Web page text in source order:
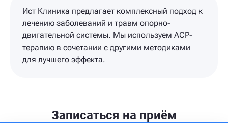
Ист Клиника предлагает комплексный подход к
лечению заболеваний и травм опорно-
двигательной системы. Мы используем ACP-
терапию в сочетании с другими методиками
для лучшего эффекта.
Записаться на приём